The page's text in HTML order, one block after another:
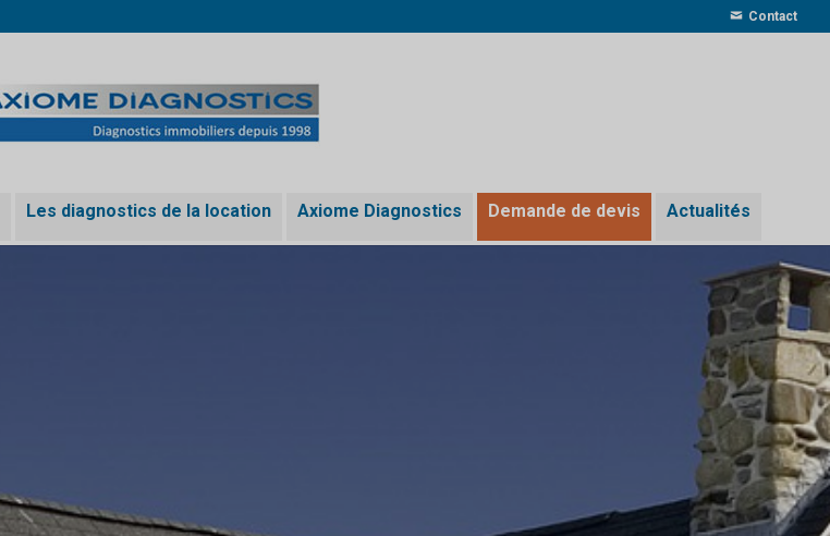
Contact
Les diagnostics de la location Axiome Diagnostics Demande de devis Actualités